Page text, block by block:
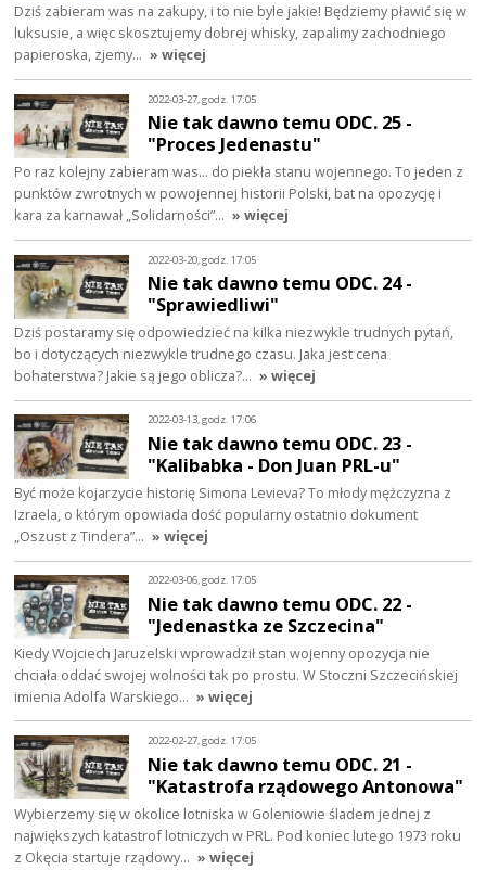
Dziś zabieram was na zakupy, i to nie byle jakie! Będziemy pławić się w
luksusie, a więc skosztujemy dobrej whisky, zapalimy zachodniego
papieroska, zjemy… » więcej
2022-03-27, godz. 17:05
Nie tak dawno temu ODC. 25 -
"Proces Jedenastu"
Po raz kolejny zabieram was… do piekła stanu wojennego. To jeden z
punktów zwrotnych w powojennej historii Polski, bat na opozycję i
kara za karnawał „Solidarności”… » więcej
2022-03-20, godz. 17:05
Nie tak dawno temu ODC. 24 -
"Sprawiedliwi"
Dziś postaramy się odpowiedzieć na kilka niezwykle trudnych pytań,
bo i dotyczących niezwykle trudnego czasu. Jaka jest cena
bohaterstwa? Jakie są jego oblicza?… » więcej
2022-03-13, godz. 17:06
Nie tak dawno temu ODC. 23 -
"Kalibabka - Don Juan PRL-u"
Być może kojarzycie historię Simona Levieva? To młody mężczyzna z
Izraela, o którym opowiada dość popularny ostatnio dokument
„Oszust z Tindera”… » więcej
2022-03-06, godz. 17:05
Nie tak dawno temu ODC. 22 -
"Jedenastka ze Szczecina"
Kiedy Wojciech Jaruzelski wprowadził stan wojenny opozycja nie
chciała oddać swojej wolności tak po prostu. W Stoczni Szczecińskiej
imienia Adolfa Warskiego… » więcej
2022-02-27, godz. 17:05
Nie tak dawno temu ODC. 21 -
"Katastrofa rządowego Antonowa"
Wybierzemy się w okolice lotniska w Goleniowie śladem jednej z
największych katastrof lotniczych w PRL. Pod koniec lutego 1973 roku
z Okęcia startuje rządowy… » więcej